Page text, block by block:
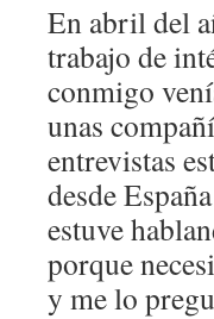
En abril del
trabajo de
conmigo
unas
entrevistas
desde
estuve
porque
y me lo